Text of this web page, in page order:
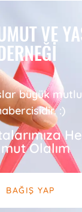
büyük
:)
Olalım
BAĞIŞ YAP